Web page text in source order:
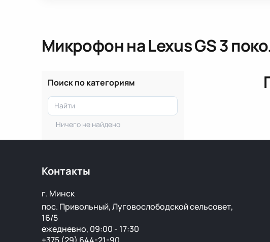
Микрофонна Lexus GS 3
Поиск по категориям
Ничего не найдено
Контакты
г. Минск
пос. Привольный, Луговослободской сельсовет,
16/5
ежедневно, 09:00 - 17:30